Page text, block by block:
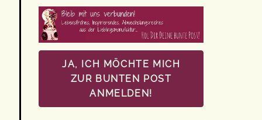
JA, ICH MÖCHTE MICH
ZUR BUNTEN POST
ANMELDEN!